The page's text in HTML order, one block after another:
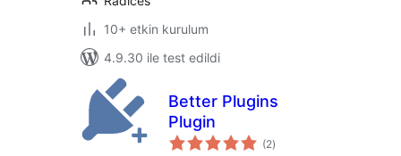
10+ etkin kurulum
4.9.30 ile test edildi
Better Plugins
Plugin
(2toplam
puan
)